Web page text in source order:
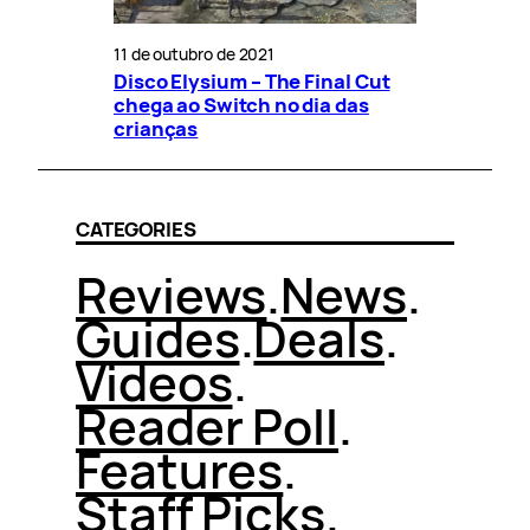
11 de outubro de 2021
Disco Elysium – The Final Cut
chega ao Switch no dia das
crianças
CATEGORIES
Reviews.News.
Guides.Deals.
Videos.
Reader Poll.
Features.
Staff Picks.